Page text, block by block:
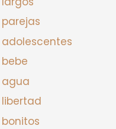
parejas
adolescentes
bebe
agua
libertad
bonitos